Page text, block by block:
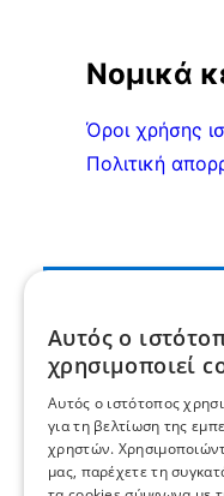
Νομικά
Όροι χρήσης
Πολιτική
Αυτός ο
χρησιμοποιεί
Αυτός ο ιστότοπος
για τη βελτίωση της
χρηστών.
μας, παρέχετε τη